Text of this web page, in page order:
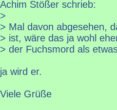
Achim Stößer schrieb:
>
> Mal davon abgesehen,
> ist, wäre das ja wohl
> der Fuchsmord als
ja wird er.
Viele Grüße